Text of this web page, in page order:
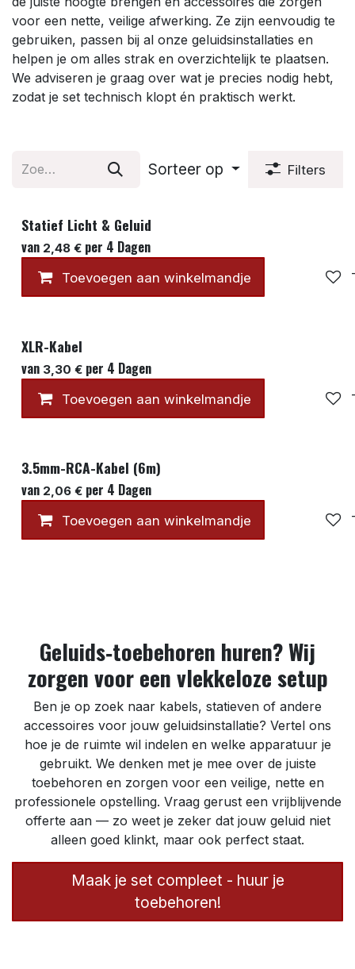
voor een nette, veilige afwerking. Ze zijn eenvoudig te
gebruiken, passen bij al onze geluidsinstallaties en
helpen je om alles strak en overzichtelijk te plaatsen.
We adviseren je graag over wat je precies nodig hebt,
zodat je set technisch klopt én praktisch werkt.
Sorteer op Filters
Statief Licht & Geluid
van 2,48 € per 4 Dagen
Toevoegen aan winkelmandje
XLR-Kabel
van 3,30 € per 4 Dagen
Toevoegen aan winkelmandje
3.5mm-RCA-Kabel (6m)
van 2,06 € per 4 Dagen
Toevoegen aan winkelmandje
Geluids‑toebehoren huren? Wij
zorgen voor een vlekkeloze setup
Ben je op zoek naar kabels, statieven of andere
accessoires voor jouw geluidsinstallatie? Vertel ons
hoe je de ruimte wil indelen en welke apparatuur je
gebruikt. We denken met je mee over de juiste
toebehoren en zorgen voor een veilige, nette en
professionele opstelling. Vraag gerust een vrijblijvende
offerte aan — zo weet je zeker dat jouw geluid niet
alleen goed klinkt, maar ook perfect staat.
Maak je set compleet - huur je
toebehoren!